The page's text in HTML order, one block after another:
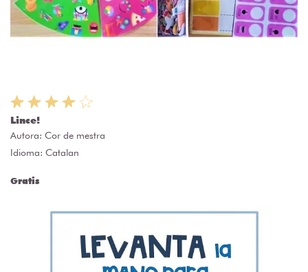
Lince!
Autora: Cor de mestra
Idioma: Catalan
Gratis